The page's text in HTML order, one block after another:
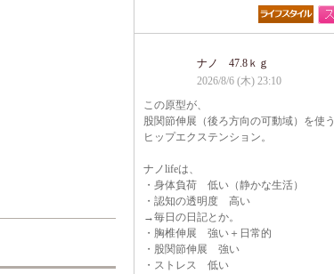
ナノ 47.8ｋｇ
2026/8/6 (木) 23:10
この原型が、
股関節伸展（後ろ方向の可動域）を使う
ヒップエクステンション。
ナノlifeは、
・身体負荷 低い（静かな生活）
・認知の透明度 高い
→毎日の日記とか。
・胸椎伸展 強い＋日常的
・股関節伸展 強い
・ストレス 低い